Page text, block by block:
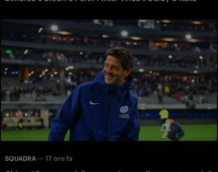
SQUADRA — 17 ore fa